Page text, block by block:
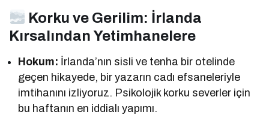
Korku ve Gerilim: İrlanda
Kırsalından Yetimhanelere
Hokum: İrlanda’nın sisli ve tenha bir otelinde
geçen hikayede, bir yazarın cadı efsaneleriyle
imtihanını izliyoruz. Psikolojik korku severler için
bu haftanın en iddialı yapımı.